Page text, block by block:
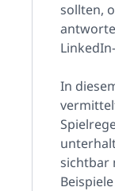
sollten,
In
sichtbar